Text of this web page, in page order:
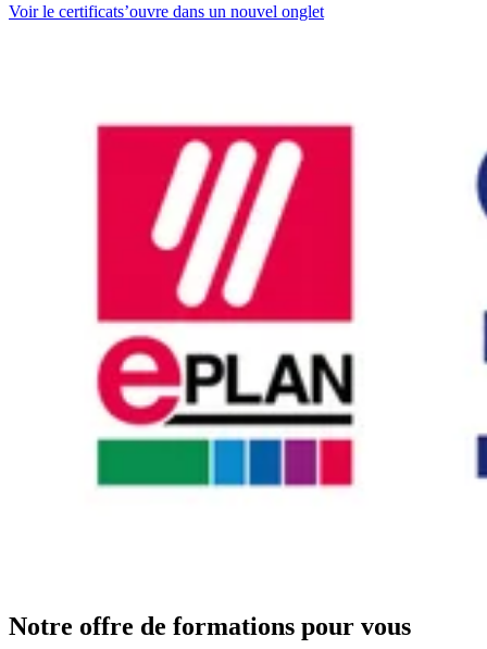
Voir le certificats’ouvre dans un nouvel onglet
Notre offre de formations pour vous